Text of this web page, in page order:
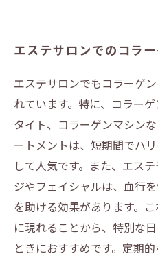
エステサロンでのコラ
エステサロンでもコラーゲ
れています。特に、コラー
タイト、コラーゲンマシン
ートメントは、短期間でハ
して人気です。また、エス
ジやフェイシャルは、血行
を助ける効果があります。
に現れることから、特別な
ときにおすすめです。定期